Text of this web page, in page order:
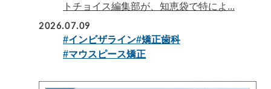
トチョイス編集部が、知恵袋で特によ...
2026.07.09
#インビザライン#矯正歯科
#マウスピース矯正